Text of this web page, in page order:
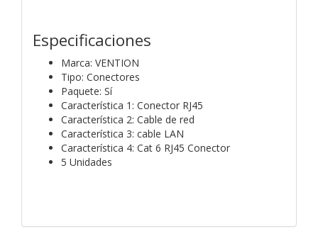
Especificaciones
Marca: VENTION
Tipo: Conectores
Paquete: Sí
Característica 1: Conector RJ45
Característica 2: Cable de red
Característica 3: cable LAN
Característica 4: Cat 6 RJ45 Conector
5 Unidades